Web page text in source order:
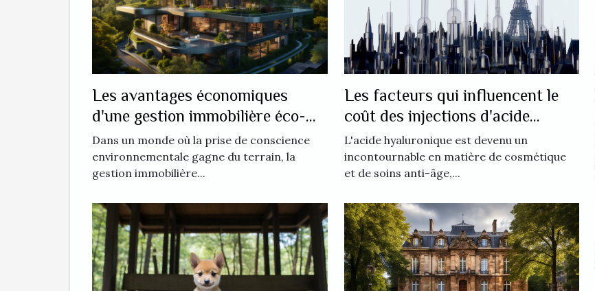
Les avantages économiques
d'une gestion immobilière éco-
responsable
Dans un monde où la prise de conscience
environnementale gagne du terrain, la
gestion immobilière...
Les facteurs qui influencent le
coût des injections d'acide
hyaluronique à Paris
L'acide hyaluronique est devenu un
incontournable en matière de cosmétique
et de soins anti-âge,...